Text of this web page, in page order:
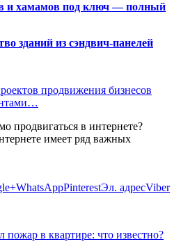
и хамамов под ключ — полный
зданий из сэндвич-панелей
продвижения бизнесов
продвигаться в интернете?
имеет ряд важных
WhatsAppPinterestЭл. адресViber
в квартире: что известно?